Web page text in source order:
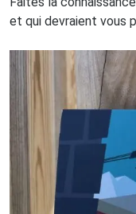
et qui devraient vous